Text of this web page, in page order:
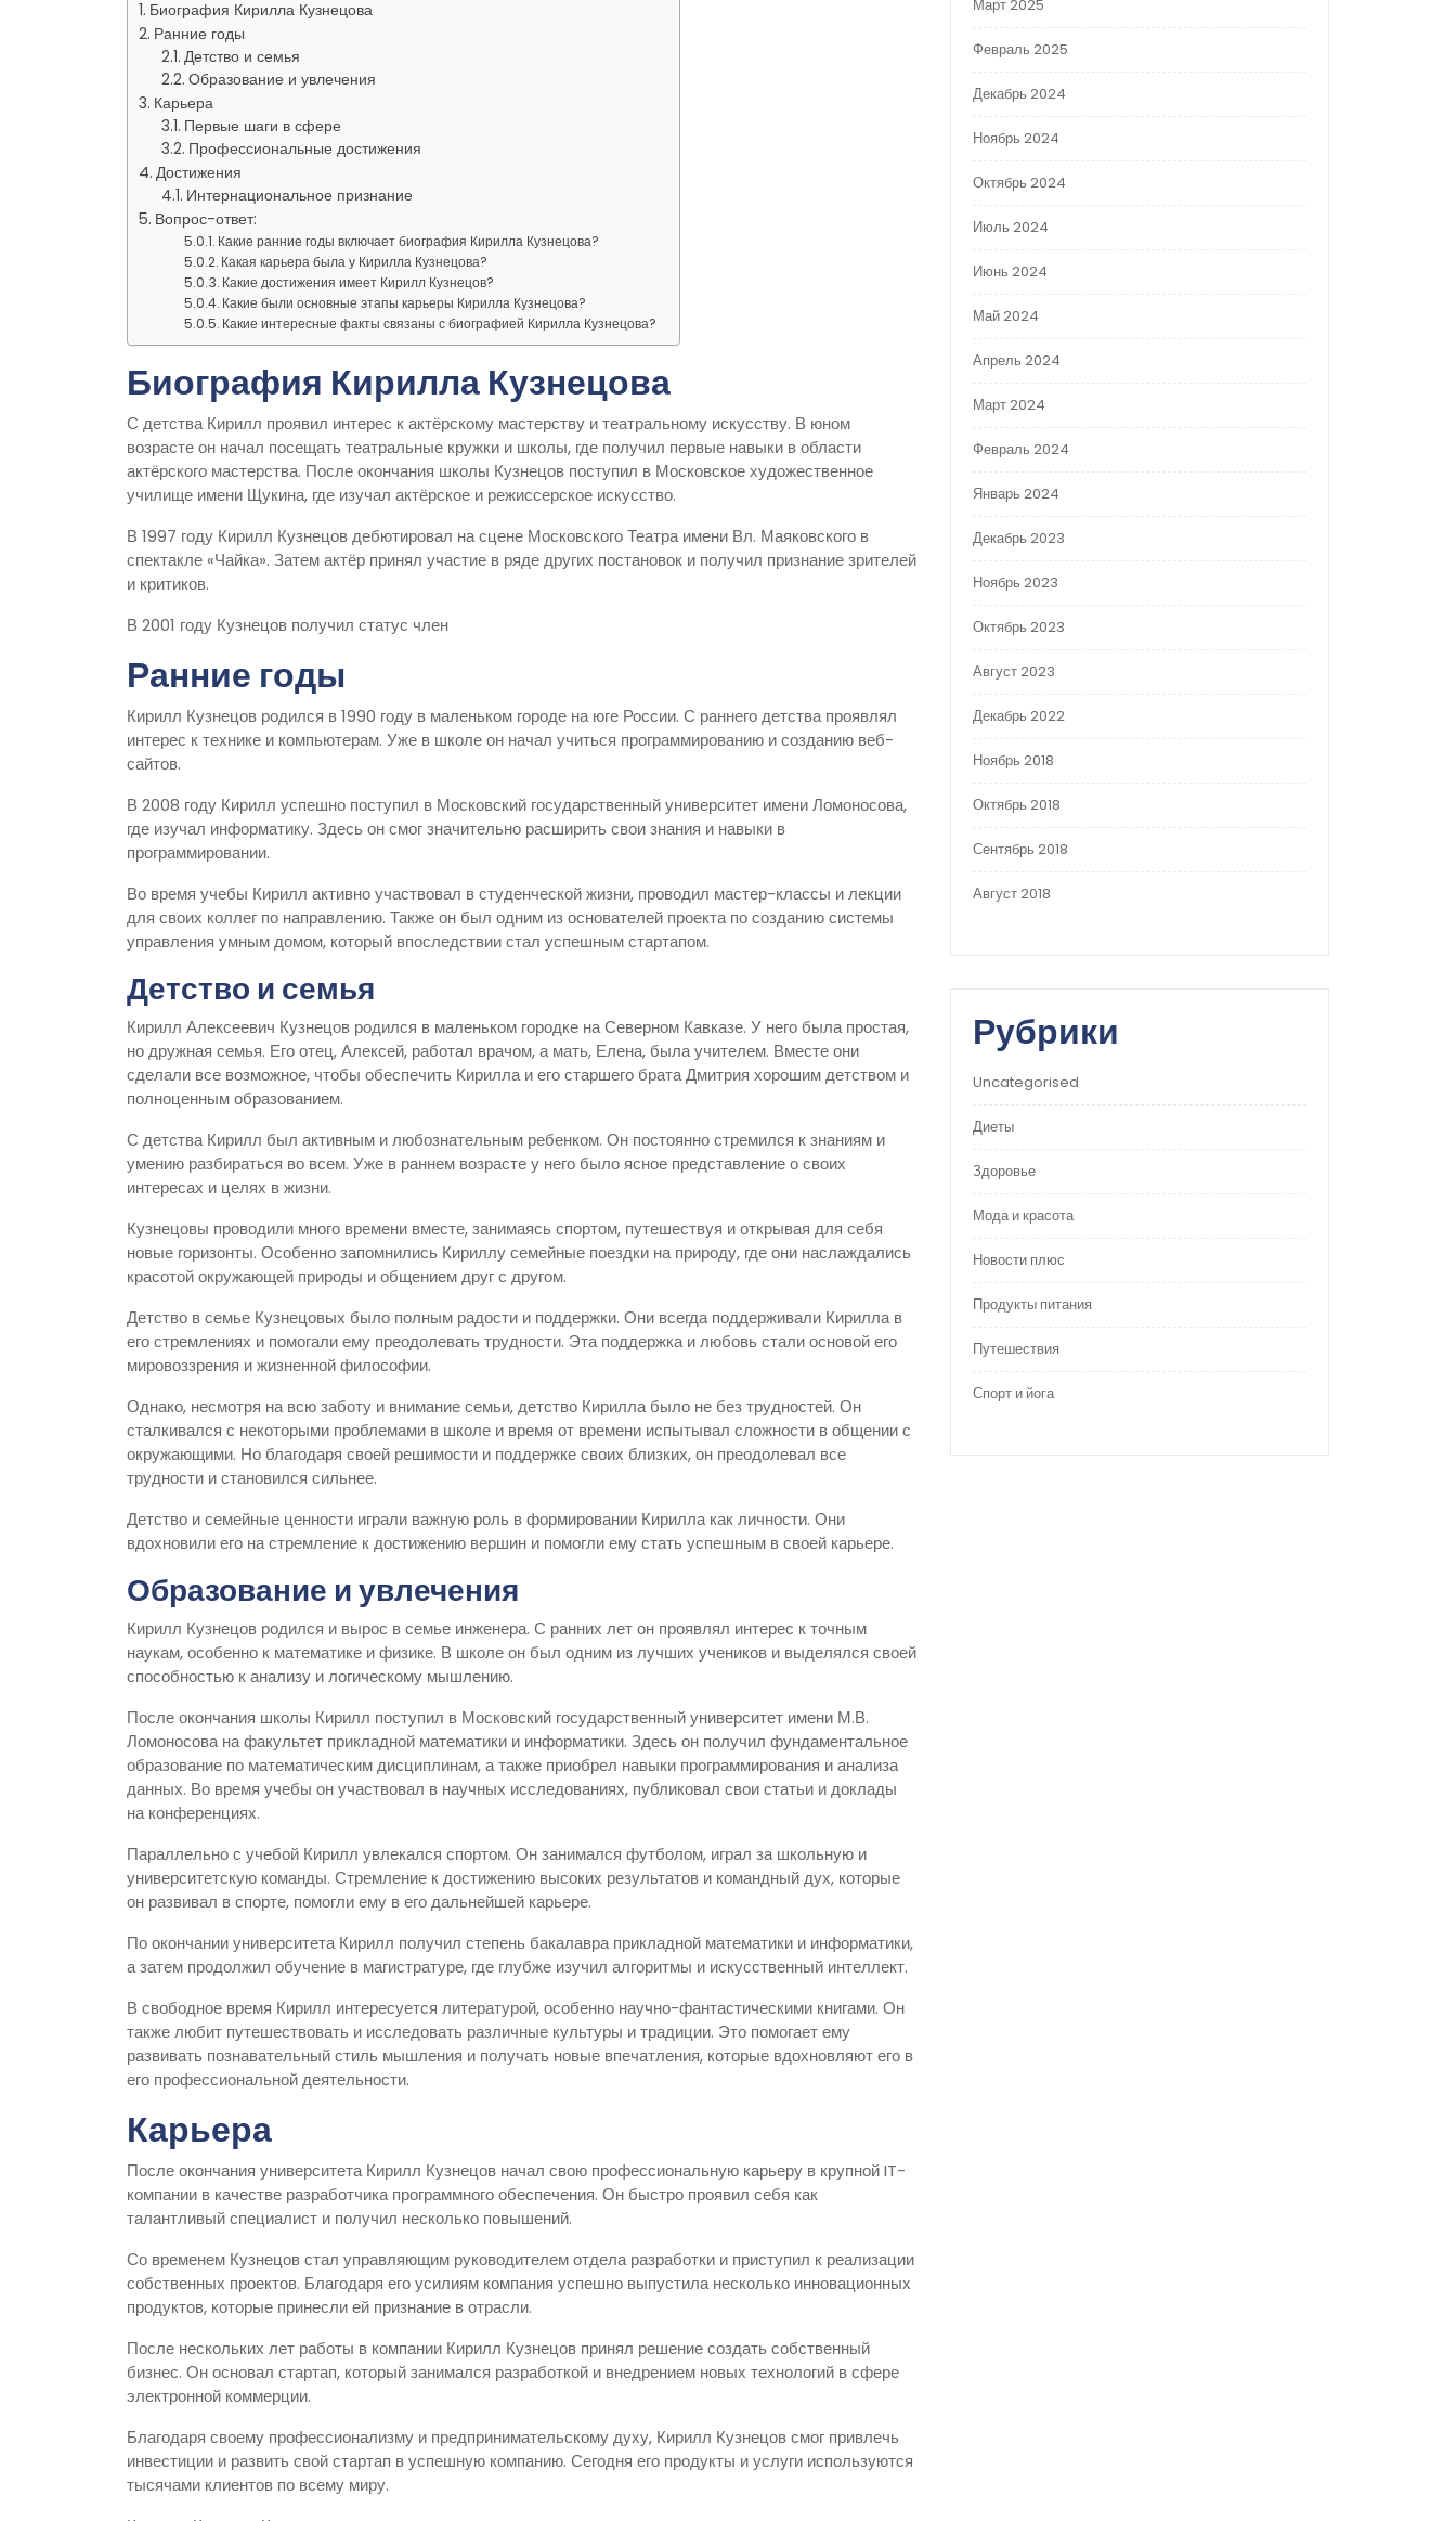
Биография Кирилла Кузнецова
Ранние годы
Детство и семья
Образование и увлечения
Карьера
Первые шаги в сфере
Профессиональные достижения
Достижения
Интернациональное признание
Вопрос-ответ:
Какие ранние годы включает биография Кирилла Кузнецова?
Какая карьера была у Кирилла Кузнецова?
Какие достижения имеет Кирилл Кузнецов?
Какие были основные этапы карьеры Кирилла Кузнецова?
Какие интересные факты связаны с биографией Кирилла Кузнецова?
Биография Кирилла Кузнецова
С детства Кирилл проявил интерес к актёрскому мастерству и театральному искусству. В юном
возрасте он начал посещать театральные кружки и школы, где получил первые навыки в области
актёрского мастерства. После окончания школы Кузнецов поступил в Московское художественное
училище имени Щукина, где изучал актёрское и режиссерское искусство.
В 1997 году Кирилл Кузнецов дебютировал на сцене Московского Театра имени Вл. Маяковского в
спектакле «Чайка». Затем актёр принял участие в ряде других постановок и получил признание зрителей
и критиков.
В 2001 году Кузнецов получил статус член
Ранние годы
Кирилл Кузнецов родился в 1990 году в маленьком городе на юге России. С раннего детства проявлял
интерес к технике и компьютерам. Уже в школе он начал учиться программированию и созданию веб-
сайтов.
В 2008 году Кирилл успешно поступил в Московский государственный университет имени Ломоносова,
где изучал информатику. Здесь он смог значительно расширить свои знания и навыки в
программировании.
Во время учебы Кирилл активно участвовал в студенческой жизни, проводил мастер-классы и лекции
для своих коллег по направлению. Также он был одним из основателей проекта по созданию системы
управления умным домом, который впоследствии стал успешным стартапом.
Детство и семья
Кирилл Алексеевич Кузнецов родился в маленьком городке на Северном Кавказе. У него была простая,
но дружная семья. Его отец, Алексей, работал врачом, а мать, Елена, была учителем. Вместе они
сделали все возможное, чтобы обеспечить Кирилла и его старшего брата Дмитрия хорошим детством и
полноценным образованием.
С детства Кирилл был активным и любознательным ребенком. Он постоянно стремился к знаниям и
умению разбираться во всем. Уже в раннем возрасте у него было ясное представление о своих
интересах и целях в жизни.
Кузнецовы проводили много времени вместе, занимаясь спортом, путешествуя и открывая для себя
новые горизонты. Особенно запомнились Кириллу семейные поездки на природу, где они наслаждались
красотой окружающей природы и общением друг с другом.
Детство в семье Кузнецовых было полным радости и поддержки. Они всегда поддерживали Кирилла в
его стремлениях и помогали ему преодолевать трудности. Эта поддержка и любовь стали основой его
мировоззрения и жизненной философии.
Однако, несмотря на всю заботу и внимание семьи, детство Кирилла было не без трудностей. Он
сталкивался с некоторыми проблемами в школе и время от времени испытывал сложности в общении с
окружающими. Но благодаря своей решимости и поддержке своих близких, он преодолевал все
трудности и становился сильнее.
Детство и семейные ценности играли важную роль в формировании Кирилла как личности. Они
вдохновили его на стремление к достижению вершин и помогли ему стать успешным в своей карьере.
Образование и увлечения
Кирилл Кузнецов родился и вырос в семье инженера. С ранних лет он проявлял интерес к точным
наукам, особенно к математике и физике. В школе он был одним из лучших учеников и выделялся своей
способностью к анализу и логическому мышлению.
После окончания школы Кирилл поступил в Московский государственный университет имени М.В.
Ломоносова на факультет прикладной математики и информатики. Здесь он получил фундаментальное
образование по математическим дисциплинам, а также приобрел навыки программирования и анализа
данных. Во время учебы он участвовал в научных исследованиях, публиковал свои статьи и доклады
на конференциях.
Параллельно с учебой Кирилл увлекался спортом. Он занимался футболом, играл за школьную и
университетскую команды. Стремление к достижению высоких результатов и командный дух, которые
он развивал в спорте, помогли ему в его дальнейшей карьере.
По окончании университета Кирилл получил степень бакалавра прикладной математики и информатики,
а затем продолжил обучение в магистратуре, где глубже изучил алгоритмы и искусственный интеллект.
В свободное время Кирилл интересуется литературой, особенно научно-фантастическими книгами. Он
также любит путешествовать и исследовать различные культуры и традиции. Это помогает ему
развивать познавательный стиль мышления и получать новые впечатления, которые вдохновляют его в
его профессиональной деятельности.
Карьера
После окончания университета Кирилл Кузнецов начал свою профессиональную карьеру в крупной IT-
компании в качестве разработчика программного обеспечения. Он быстро проявил себя как
талантливый специалист и получил несколько повышений.
Со временем Кузнецов стал управляющим руководителем отдела разработки и приступил к реализации
собственных проектов. Благодаря его усилиям компания успешно выпустила несколько инновационных
продуктов, которые принесли ей признание в отрасли.
После нескольких лет работы в компании Кирилл Кузнецов принял решение создать собственный
бизнес. Он основал стартап, который занимался разработкой и внедрением новых технологий в сфере
электронной коммерции.
Благодаря своему профессионализму и предпринимательскому духу, Кирилл Кузнецов смог привлечь
инвестиции и развить свой стартап в успешную компанию. Сегодня его продукты и услуги используются
тысячами клиентов по всему миру.
Март 2025
Февраль 2025
Декабрь 2024
Ноябрь 2024
Октябрь 2024
Июль 2024
Июнь 2024
Май 2024
Апрель 2024
Март 2024
Февраль 2024
Январь 2024
Декабрь 2023
Ноябрь 2023
Октябрь 2023
Август 2023
Декабрь 2022
Ноябрь 2018
Октябрь 2018
Сентябрь 2018
Август 2018
Рубрики
Uncategorised
Диеты
Здоровье
Мода и красота
Новости плюс
Продукты питания
Путешествия
Спорт и йога